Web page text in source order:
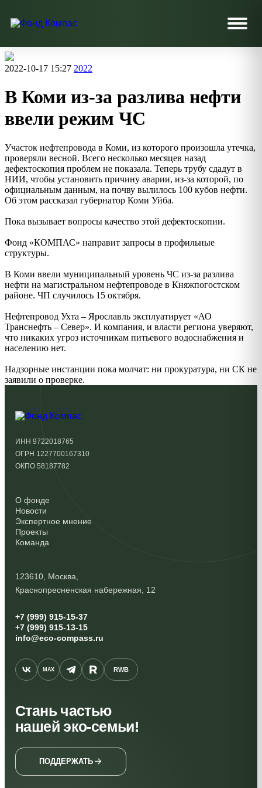
2022-10-17 15:27 2022
В Коми из-за разлива нефти
ввели режим ЧС
Участок нефтепровода в Коми, из которого произошла утечка,
проверяли весной. Всего несколько месяцев назад
дефектоскопия проблем не показала. Теперь трубу сдадут в
НИИ, чтобы установить причину аварии, из-за которой, по
официальным данным, на почву вылилось 100 кубов нефти.
Об этом рассказал губернатор Коми Уйба.
Пока вызывает вопросы качество этой дефектоскопии.
Фонд «КОМПАС» направит запросы в профильные
структуры.
В Коми ввели муниципальный уровень ЧС из-за разлива
нефти на магистральном нефтепроводе в Княжпогостском
районе. ЧП случилось 15 октября.
Нефтепровод Ухта – Ярославль эксплуатирует «АО
Транснефть – Север». И компания, и власти региона уверяют,
что никаких угроз источникам питьевого водоснабжения и
населению нет.
Надзорные инстанции пока молчат: ни прокуратура, ни СК не
заявили о проверке.
ИНН 9722018765
ОГРН 1227700167310
ОКПО 58187782
О фонде
Новости
Экспертное мнение
Проекты
Команда
123610, Москва,
Краснопресненская набережная, 12
+7 (999) 915-15-37
+7 (999) 915-13-15
info@eco-compass.ru
MAX RWB
Стань частью
нашей эко-семьи!
ПОДДЕРЖАТЬ